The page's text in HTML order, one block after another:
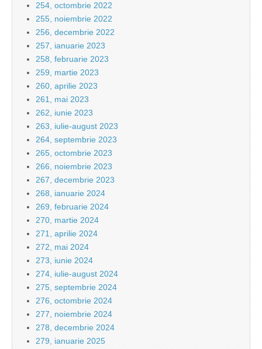
254, octombrie 2022
255, noiembrie 2022
256, decembrie 2022
257, ianuarie 2023
258, februarie 2023
259, martie 2023
260, aprilie 2023
261, mai 2023
262, iunie 2023
263, iulie-august 2023
264, septembrie 2023
265, octombrie 2023
266, noiembrie 2023
267, decembrie 2023
268, ianuarie 2024
269, februarie 2024
270, martie 2024
271, aprilie 2024
272, mai 2024
273, iunie 2024
274, iulie-august 2024
275, septembrie 2024
276, octombrie 2024
277, noiembrie 2024
278, decembrie 2024
279, ianuarie 2025